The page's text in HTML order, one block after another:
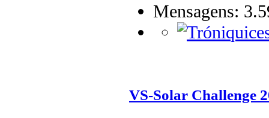
Mensagens:
VS-Solar Challenge